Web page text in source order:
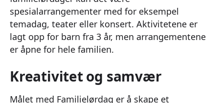
spesialarrangementer med for eksempel
temadag, teater eller konsert. Aktivitetene er
lagt opp for barn fra 3 år, men arrangementene
er åpne for hele familien.
Kreativitet og samvær
Målet med Familielørdag er å skape et